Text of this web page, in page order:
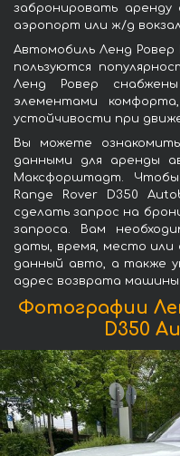
забронировать
аэропорт или ж/д
Автомобиль Ленд Ровер
пользуются
Ленд Ровер снабжены
элементами
устойчивости при
Вы можете
данными для аренды
Максфорштадт.
Range Rover D350
сделать запрос на
запроса. Вам
даты, время, место или
данный авто, а также
адрес возврата машины.
Фотографии
D350